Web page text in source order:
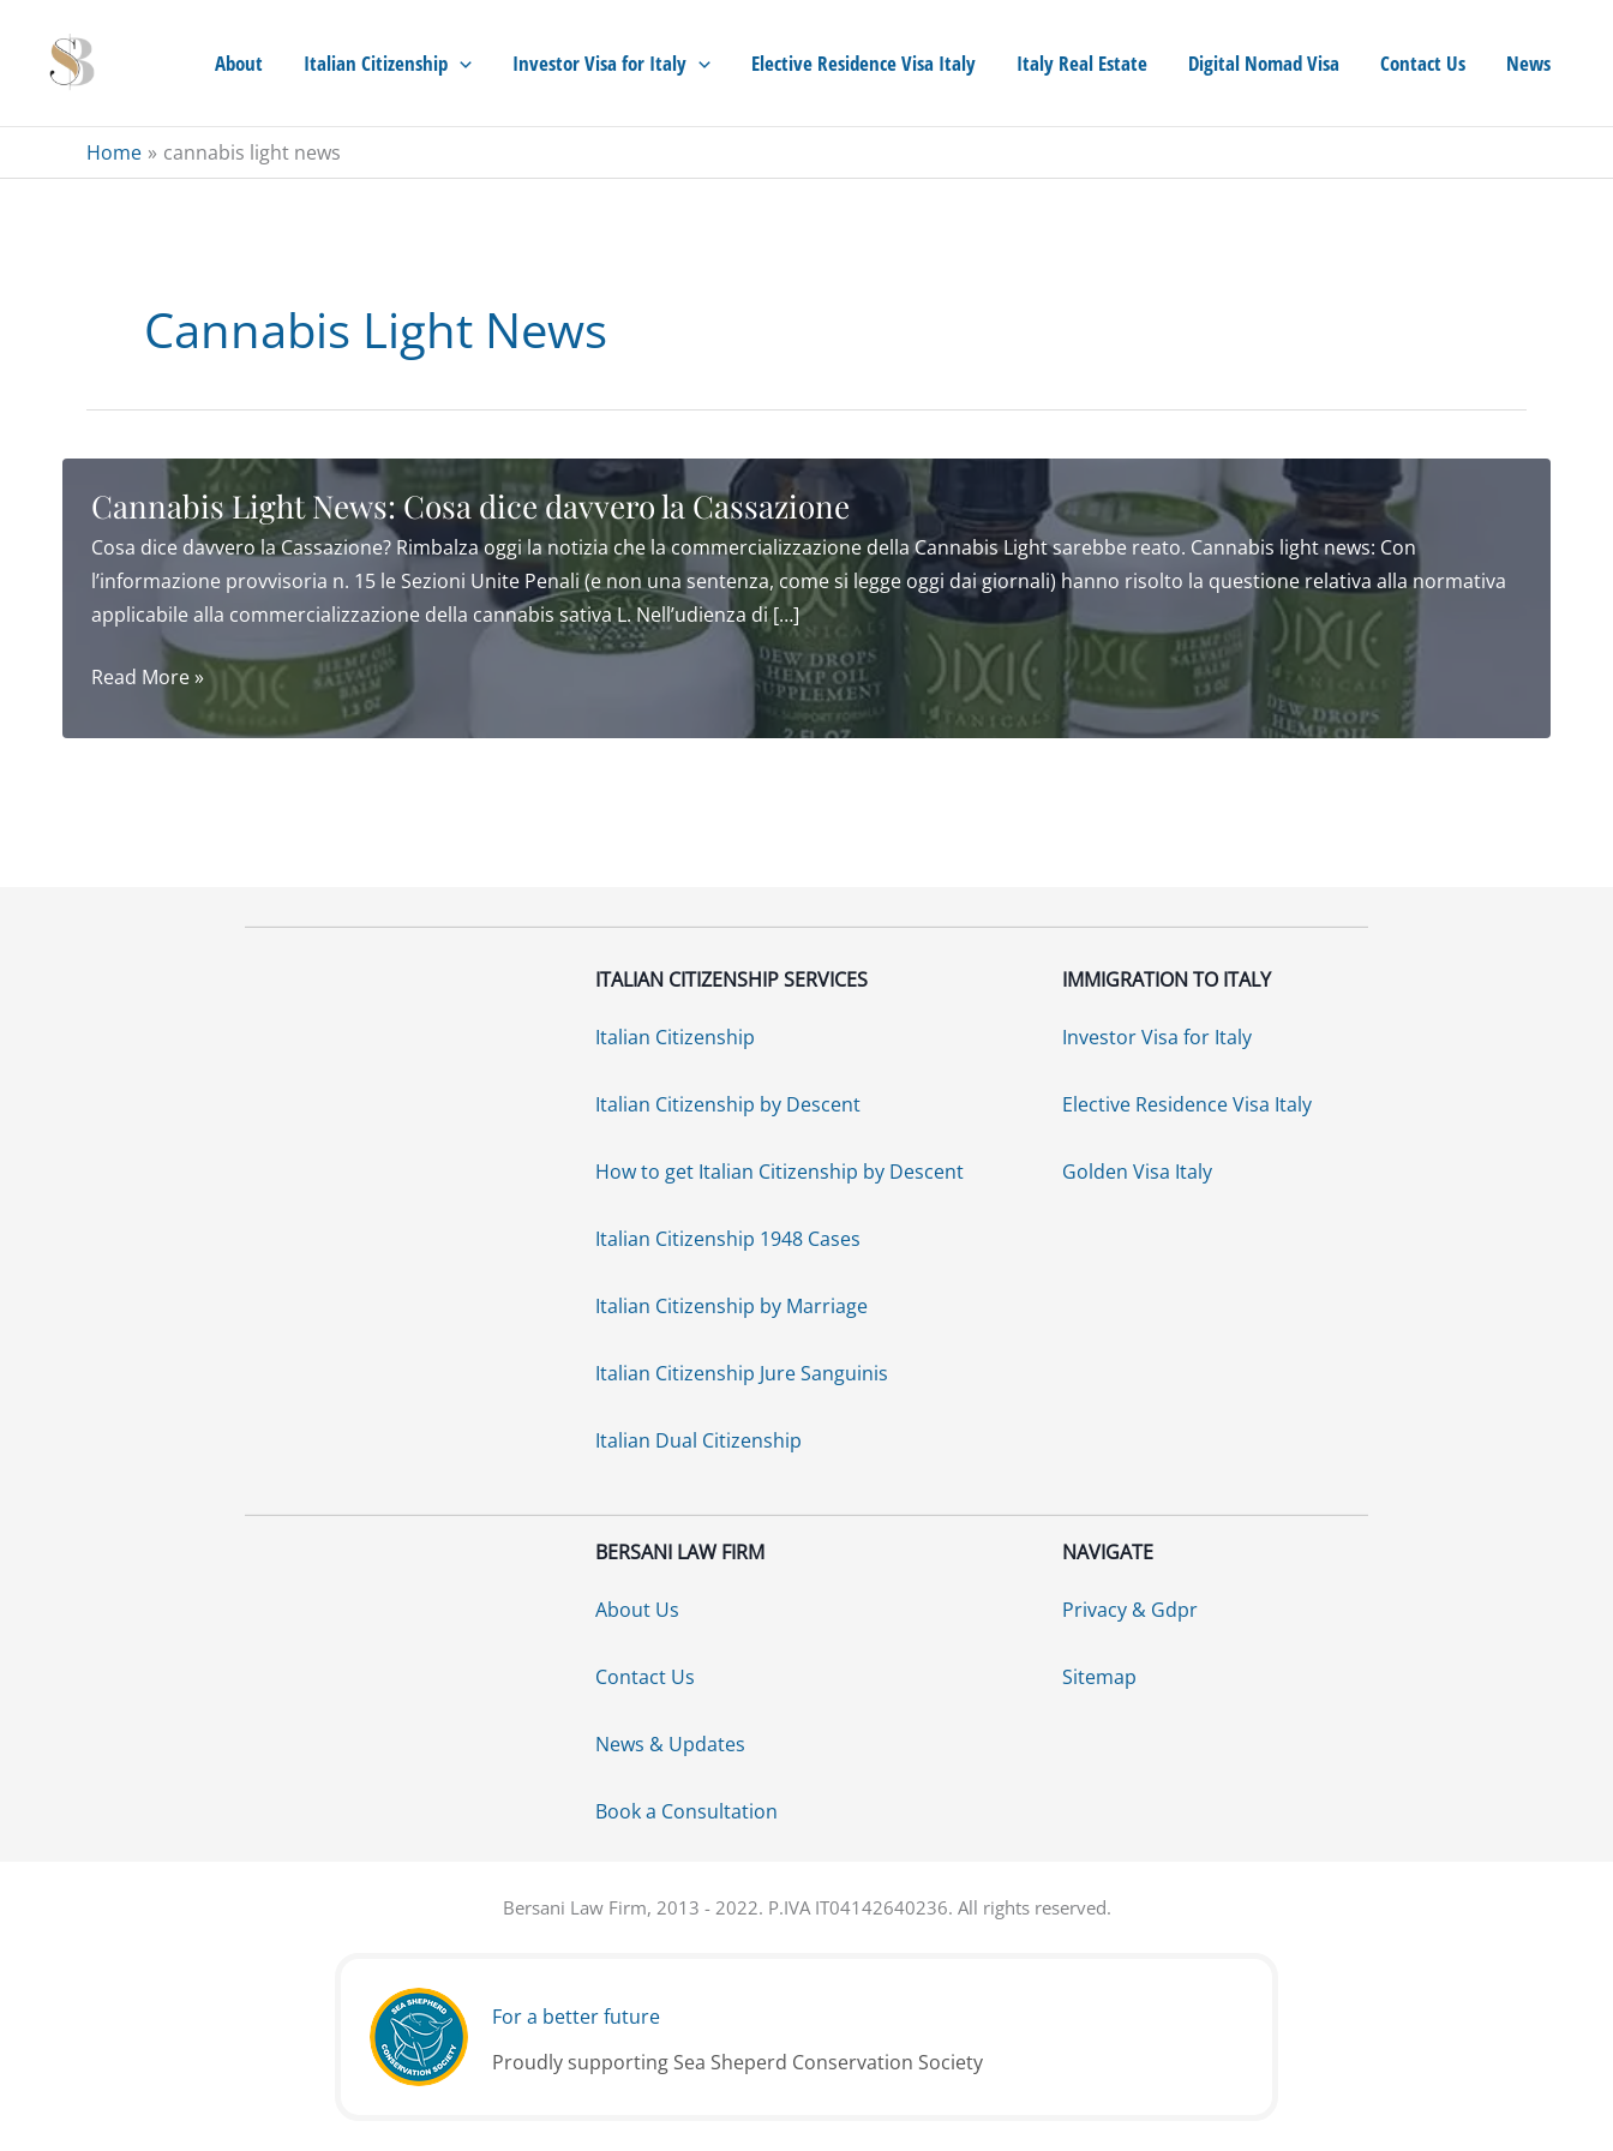
content
About Italian Citizenship Investor Visa for Italy Elective Residence Visa Italy Italy Real Estate Digital Nomad Visa Contact Us News
Home cannabis light news
Cannabis Light News
Cannabis Light News: Cosa dice davvero la Cassazione
Cosa dice davvero la Cassazione? Rimbalza oggi la notizia che la commercializzazione della Cannabis Light sarebbe reato. Cannabis light news: Con
l’informazione provvisoria n. 15 le Sezioni Unite Penali (e non una sentenza, come si legge oggi dai giornali) hanno risolto la questione relativa alla normativa
applicabile alla commercializzazione della cannabis sativa L. Nell’udienza di […]
Cannabis
News:
Read More »
ITALIAN CITIZENSHIP SERVICES
Italian Citizenship
Italian Citizenship by Descent
How to get Italian Citizenship by Descent
Italian Citizenship 1948 Cases
Italian Citizenship by Marriage
Italian Citizenship Jure Sanguinis
Italian Dual Citizenship
IMMIGRATION TO ITALY
Investor Visa for Italy
Elective Residence Visa Italy
Golden Visa Italy
BERSANI LAW FIRM
About Us
Contact Us
News & Updates
Book a Consultation
NAVIGATE
Privacy & Gdpr
Sitemap
Bersani Law Firm, 2013 - 2022. P.IVA IT04142640236. All rights reserved.
For a better future
Proudly supporting Sea Sheperd Conservation Society